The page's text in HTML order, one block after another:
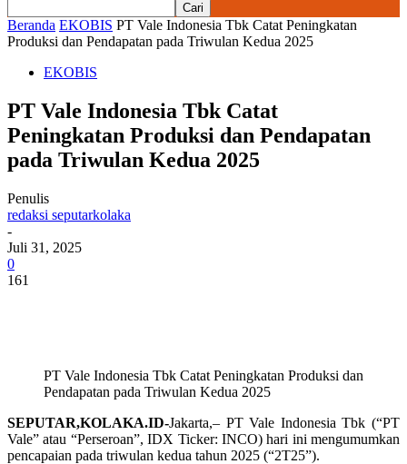
Beranda EKOBIS PT Vale Indonesia Tbk Catat Peningkatan
Produksi dan Pendapatan pada Triwulan Kedua 2025
EKOBIS
PT Vale Indonesia Tbk Catat
Peningkatan Produksi dan Pendapatan
pada Triwulan Kedua 2025
Penulis
redaksi seputarkolaka
-
Juli 31, 2025
0
161
PT Vale Indonesia Tbk Catat Peningkatan Produksi dan
Pendapatan pada Triwulan Kedua 2025
SEPUTAR,KOLAKA.ID-Jakarta,– PT Vale Indonesia Tbk (“PT
Vale” atau “Perseroan”, IDX Ticker: INCO) hari ini mengumumkan
pencapaian pada triwulan kedua tahun 2025 (“2T25”).